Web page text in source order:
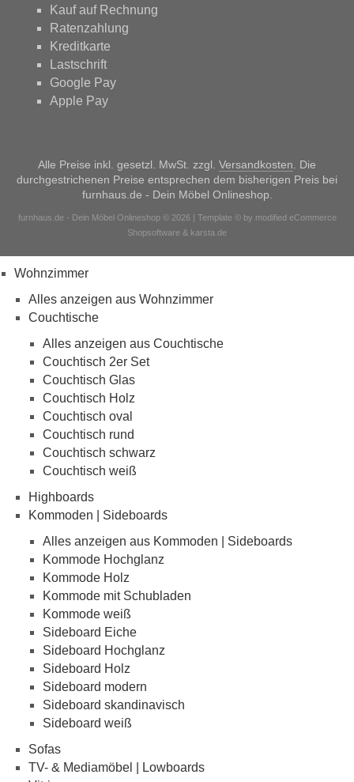
Kauf auf Rechnung
Ratenzahlung
Kreditkarte
Lastschrift
Google Pay
Apple Pay
Alle Preise inkl. gesetzl. MwSt. zzgl. Versandkosten . Die
durchgestrichenen Preise entsprechen dem bisherigen Preis bei
furnhaus.de - Dein Möbel Onlineshop.
furnhaus.de - Dein Möbel Onlineshop © 2026 | Template © by modified eCommerce
Shopsoftware & karsta.de
Wohnzimmer
Alles anzeigen aus Wohnzimmer
Couchtische
Alles anzeigen aus Couchtische
Couchtisch 2er Set
Couchtisch Glas
Couchtisch Holz
Couchtisch oval
Couchtisch rund
Couchtisch schwarz
Couchtisch weiß
Highboards
Kommoden | Sideboards
Alles anzeigen aus Kommoden | Sideboards
Kommode Hochglanz
Kommode Holz
Kommode mit Schubladen
Kommode weiß
Sideboard Eiche
Sideboard Hochglanz
Sideboard Holz
Sideboard modern
Sideboard skandinavisch
Sideboard weiß
Sofas
TV- & Mediamöbel | Lowboards